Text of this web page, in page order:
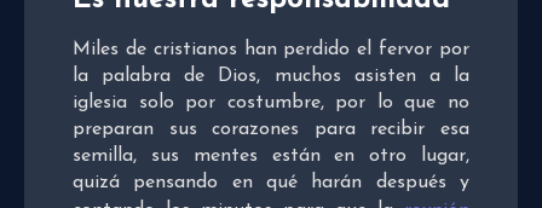
Miles de cristianos han perdido el fervor por
la palabra de Dios, muchos asisten a la
iglesia solo por costumbre, por lo que no
preparan sus corazones para recibir esa
semilla, sus mentes están en otro lugar,
quizá pensando en qué harán después y